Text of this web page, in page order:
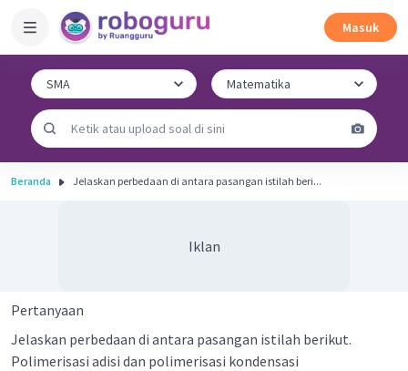
Masuk
Beranda Jelaskan perbedaan di antara pasangan istilah beri...
Iklan
Pertanyaan
Jelaskan perbedaan di antara pasangan istilah berikut.
Polimerisasi adisi dan polimerisasi kondensasi